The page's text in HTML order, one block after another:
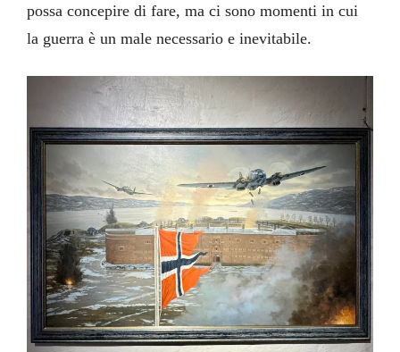
possa concepire di fare, ma ci sono momenti in cui
la guerra è un male necessario e inevitabile.